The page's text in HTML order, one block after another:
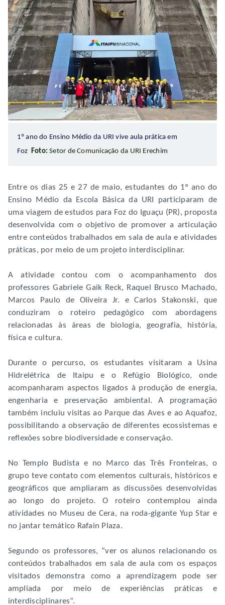
1º ano do Ensino Médio da URI vive aula prática em
Foz Foto: Setor de Comunicação da URI Erechim
Entre os dias 25 e 27 de maio, estudantes do 1º ano do
Ensino Médio da Escola Básica da URI participaram de
uma viagem de estudos para Foz do Iguaçu (PR), proposta
desenvolvida com o objetivo de promover a articulação
entre conteúdos trabalhados em sala de aula e atividades
práticas, por meio de um projeto interdisciplinar.
A atividade contou com o acompanhamento dos
professores Gabriele Gaik Reck, Raquel Brusco Machado,
Marcos Paulo de Oliveira Jr. e Carlos Stakonski, que
conduziram o roteiro pedagógico com abordagens
relacionadas às áreas de biologia, geografia, história,
física e cultura.
Durante o percurso, os estudantes visitaram a Usina
Hidrelétrica de Itaipu e o Refúgio Biológico, onde
acompanharam aspectos ligados à produção de energia,
engenharia e preservação ambiental. A programação
também incluiu visitas ao Parque das Aves e ao Aquafoz,
possibilitando a observação de diferentes ecossistemas e
reflexões sobre biodiversidade e conservação.
No Templo Budista e no Marco das Três Fronteiras, o
grupo teve contato com elementos culturais, históricos e
geográficos que ampliaram as discussões desenvolvidas
ao longo do projeto. O roteiro contemplou ainda
atividades no Museu de Cera, na roda-gigante Yup Star e
no jantar temático Rafain Plaza.
Segundo os professores, “ver os alunos relacionando os
conteúdos trabalhados em sala de aula com os espaços
visitados demonstra como a aprendizagem pode ser
ampliada por meio de experiências práticas e
interdisciplinares”.